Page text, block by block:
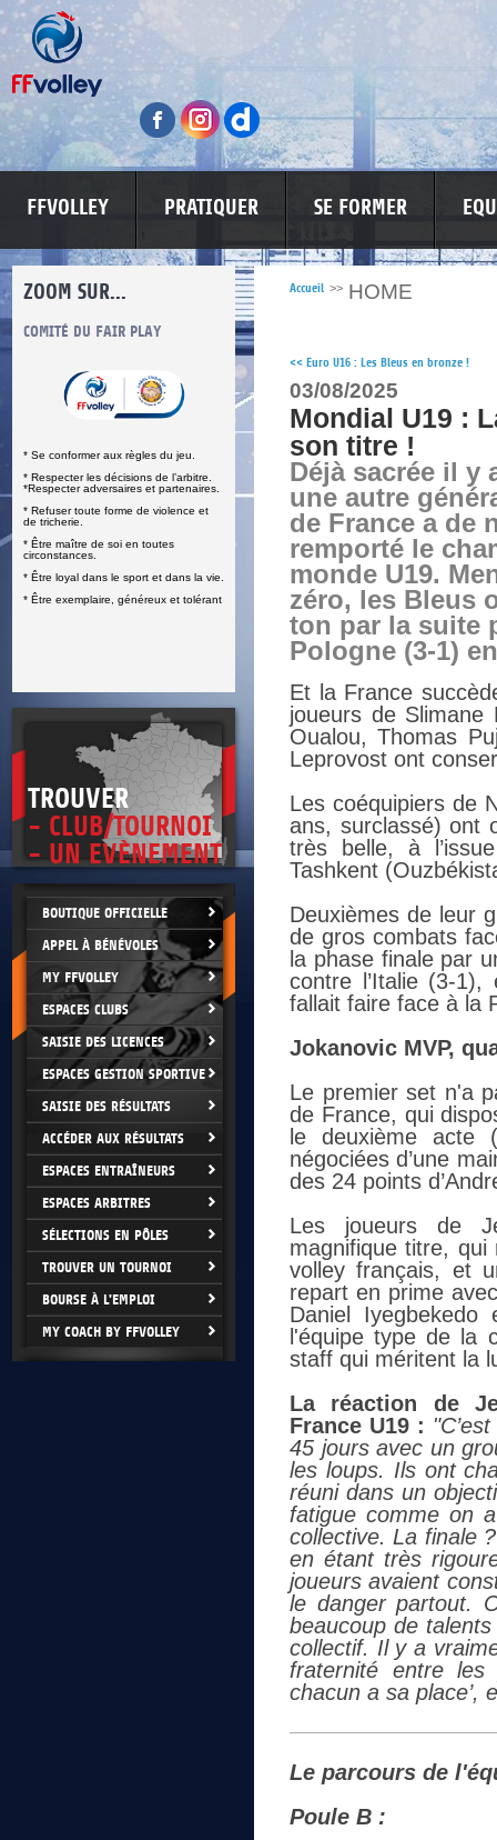
FFVOLLEY PRATIQUER SE FORMER
ZOOM SUR...
COMITÉ DU FAIR PLAY
* Se conformer aux règles du jeu.
* Respecter les décisions de l’arbitre.
*Respecter adversaires et partenaires.
* Refuser toute forme de violence et
de tricherie.
* Être maître de soi en toutes
circonstances.
* Être loyal dans le sport et dans la vie.
* Être exemplaire, généreux et tolérant
LUTTE CONTRE LES VIOLENCES
TROUVER
- CLUB/TOURNOI
- UN EVÈNEMENT
BOUTIQUE OFFICIELLE
APPEL À BÉNÉVOLES
MY FFVOLLEY
ESPACES CLUBS
SAISIE DES LICENCES
ESPACES GESTION SPORTIVE
SAISIE DES RÉSULTATS
ACCÉDER AUX RÉSULTATS
ESPACES ENTRAÎNEURS
ESPACES ARBITRES
SÉLECTIONS EN PÔLES
TROUVER UN TOURNOI
BOURSE À L'EMPLOI
MY COACH BY FFVOLLEY
Accueil >> HOME
<< Euro U16 : Les Bleus en bronze !
03/08/2025
Mondial U19 :
son titre !
Déjà sacrée il y
une autre
de France a de
remporté le
monde U19.
zéro, les Bleus
ton par la suite
Pologne (3-1)
Et la France
joueurs de Slimane
Oualou, Thomas
Leprovost ont
Les coéquipiers de
ans, surclassé) ont
très belle, à
Tashkent
Deuxièmes de leur
de gros combats
la phase finale par
contre l’Italie (3-
fallait faire face à la
Jokanovic MVP,
Le premier set n'a
de France, qui
le deuxième acte
négociées d’une
des 24 points
Les joueurs de
magnifique titre, qui
volley français, et
repart en prime
Daniel Iyegbekedo
l'équipe type de la
staff qui méritent la
La réaction de
France U19 :
45 jours avec un
les loups. Ils ont
réuni dans un
fatigue comme on
collective. La finale
en étant très
joueurs avaient
le danger partout.
beaucoup de
collectif. Il y a
fraternité entre les
chacun a sa place’,
Le parcours de
Poule B :